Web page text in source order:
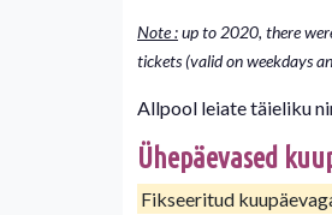
Note :up to 2020, there
tickets (valid on weekdays
Allpool leiate täieliku
Ühepäevased
Fikseeritud